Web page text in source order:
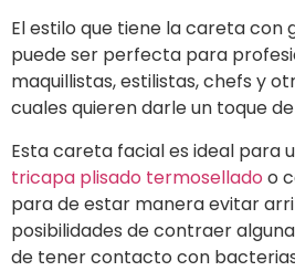
El estilo que tiene la careta con
puede ser perfecta para
maquillistas, estilistas, chefs y
cuales quieren darle un toque
Esta careta facial es ideal para
tricapa plisado termosellado o
para de estar manera evitar
posibilidades de contraer
de tener contacto con